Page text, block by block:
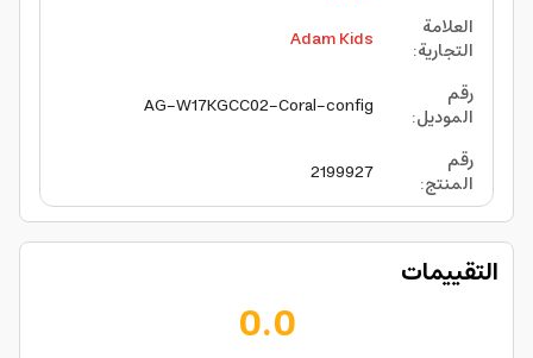
العلامة
التجارية:
Adam Kids
رقم
الموديل:
AG-W17KGCC02-Coral-config
رقم
المنتج:
2199927
التقييمات
0.0